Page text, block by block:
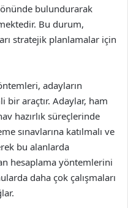
bulundurarak
Bu durum,
stratejik planlamalar için
adayların
bir araçtır. Adaylar, ham
hazırlık süreçlerinde
sınavlarına katılmalı ve
bu alanlarda
hesaplama yöntemlerini
daha çok çalışmaları